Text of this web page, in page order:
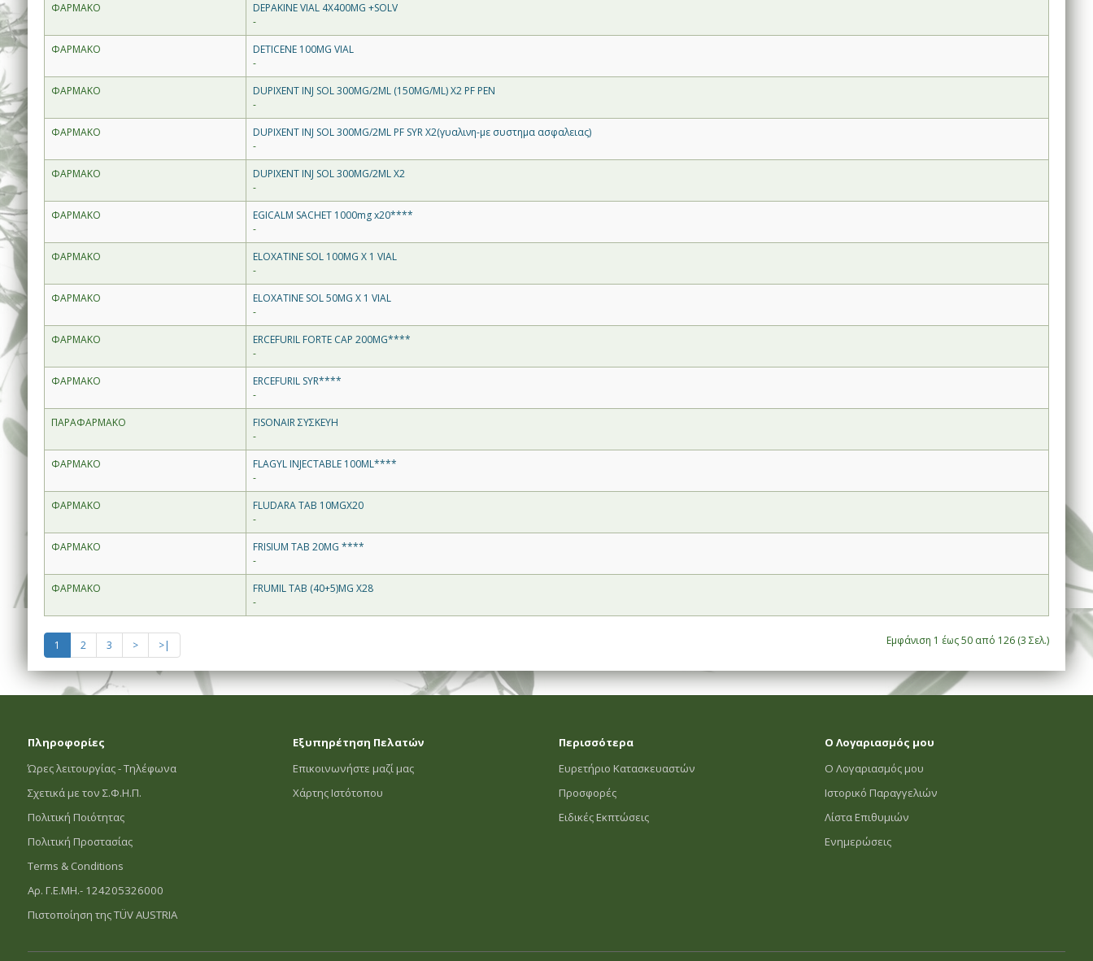
ΦΑΡΜΑΚΟ
DEPAKINE VIAL 4X400MG +SOLV
-
ΦΑΡΜΑΚΟ
DETICENE 100MG VIAL
-
ΦΑΡΜΑΚΟ
DUPIXENT INJ SOL 300MG/2ML (150MG/ML) X2 PF PEN
-
ΦΑΡΜΑΚΟ
DUPIXENT INJ SOL 300MG/2ML PF SYR X2(γυαλινη-με συστημα ασφαλειας)
-
ΦΑΡΜΑΚΟ
DUPIXENT INJ SOL 300MG/2ML X2
-
ΦΑΡΜΑΚΟ
EGICALM SACHET 1000mg x20****
-
ΦΑΡΜΑΚΟ
ELOXATINE SOL 100MG X 1 VIAL
-
ΦΑΡΜΑΚΟ
ELOXATINE SOL 50MG X 1 VIAL
-
ΦΑΡΜΑΚΟ
ERCEFURIL FORTE CAP 200MG****
-
ΦΑΡΜΑΚΟ
ERCEFURIL SYR****
-
ΠΑΡΑΦΑΡΜΑΚΟ
FISONAIR ΣΥΣΚΕΥΗ
-
ΦΑΡΜΑΚΟ
FLAGYL INJECTABLE 100ML****
-
ΦΑΡΜΑΚΟ
FLUDARA TAB 10MGX20
-
ΦΑΡΜΑΚΟ
FRISIUM TAB 20MG ****
-
ΦΑΡΜΑΚΟ
FRUMIL TAB (40+5)MG X28
-
1 2 3 > >| Εμφάνιση 1 έως 50 από 126 (3 Σελ.)
Πληροφορίες
Ώρες λειτουργίας - Τηλέφωνα
Σχετικά με τον Σ.Φ.Η.Π.
Πολιτική Ποιότητας
Πολιτική Προστασίας
Terms & Conditions
Αρ. Γ.Ε.ΜΗ.- 124205326000
Πιστοποίηση της TÜV AUSTRIA
Εξυπηρέτηση Πελατών
Επικοινωνήστε μαζί μας
Χάρτης Ιστότοπου
Περισσότερα
Ευρετήριο Κατασκευαστών
Προσφορές
Ειδικές Εκπτώσεις
Ο Λογαριασμός μου
Ο Λογαριασμός μου
Ιστορικό Παραγγελιών
Λίστα Επιθυμιών
Ενημερώσεις